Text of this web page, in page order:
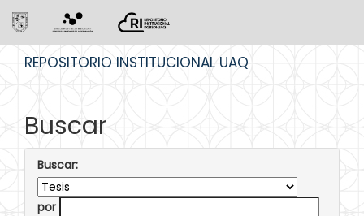
REPOSITORIO INSTITUCIONAL UAQ
Buscar
Buscar:
por